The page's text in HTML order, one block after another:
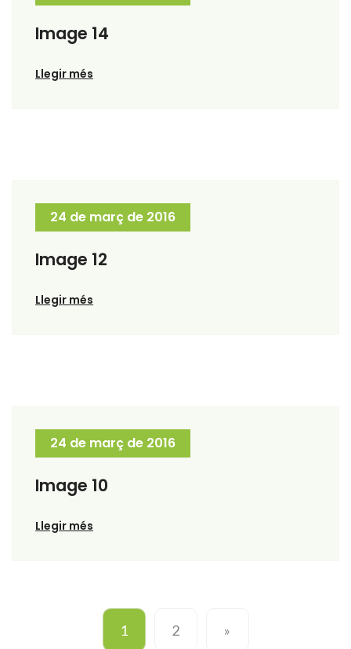
Image 14
Llegir més
24 de març de 2016
Image 12
Llegir més
24 de març de 2016
Image 10
Llegir més
1 2 »